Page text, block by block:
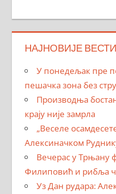
НАЈНОВИЈЕ ВЕСТИ
У понедељак пре
пешачка зона без
Производња
крају није замрла
„Веселе
Алексиначком
Вечерас у Трњану
Филиповић и рибља
Уз Дан рудара: